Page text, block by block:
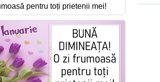
pentru toți prietenii mei!